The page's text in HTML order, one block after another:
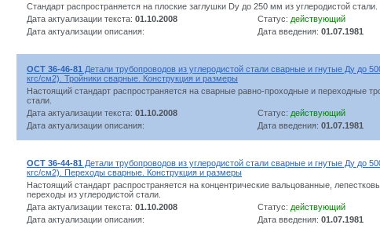
Стандарт распространяется на плоские заглушки Dу до 250 мм из углеродистой стали.
Дата актуализации текста: 01.10.2008 Статус: действующий
Дата актуализации описания:
Дата введения: 01.07.1981
ОСТ 36-46-81 Детали трубопроводов из углеродистой стали сварные и гнутые Ду до
кгс/см2). Тройники сварные. Конструкция и размеры
Настоящий стандарт распространяется на сварные равно-проходные и переходные
стали.
Дата актуализации текста: 01.10.2008 Статус: действующий
Дата актуализации описания:
Дата введения: 01.07.1981
ОСТ 36-44-81 Детали трубопроводов из углеродистой стали сварные и гнутые Ду до
кгс/см2). Переходы сварные. Конструкция и размеры
Настоящий стандарт распространяется на концентрические вальцованные,
переходы из углеродистой стали.
Дата актуализации текста: 01.10.2008 Статус: действующий
Дата актуализации описания:
Дата введения: 01.07.1981